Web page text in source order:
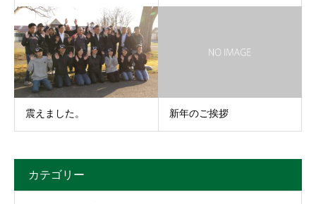
震えました。 新年のご挨拶
カテゴリー